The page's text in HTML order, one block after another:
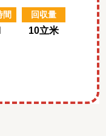
間 回収量
10立米